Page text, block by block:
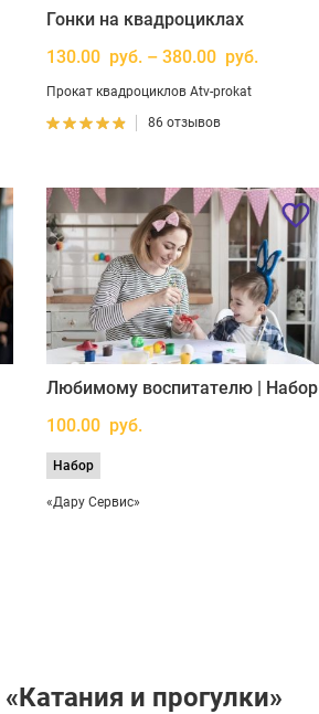
Гонки на квадроциклах
130.00 руб. – 380.00 руб.
Прокат квадроциклов Atv-prokat
86 отзывов
Любимому воспитателю | Набор
100.00 руб.
Набор
«Дару Сервис»
и прогулки»